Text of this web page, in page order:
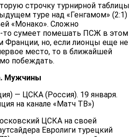
строчку турнирной таблицы
туре над «Генгамом» (2:1)
«Монако». Сложно
то сумеет помешать ПСЖ в этом
Франции, но, если лионцы еще не
место, то в ближайшей
побеждать.
Мужчины
— ЦСКА (Россия). 19 января.
на канале «Матч ТВ»)
ЦСКА на своей
Евролиги турецкий